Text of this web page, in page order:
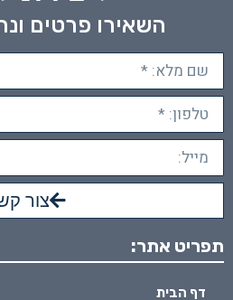
השאירו פרטים
צור
תפריט אתר:
דף הבית